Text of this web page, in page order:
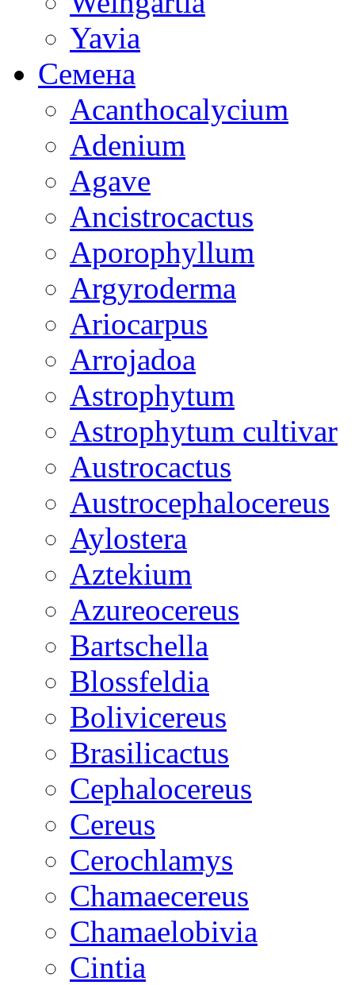
Yavia
Семена
Acanthocalycium
Adenium
Agave
Ancistrocactus
Aporophyllum
Argyroderma
Ariocarpus
Arrojadoa
Astrophytum
Astrophytum cultivar
Austrocactus
Austrocephalocereus
Aylostera
Aztekium
Azureocereus
Bartschella
Blossfeldia
Bolivicereus
Brasilicactus
Cephalocereus
Cereus
Cerochlamys
Chamaecereus
Chamaelobivia
Cintia